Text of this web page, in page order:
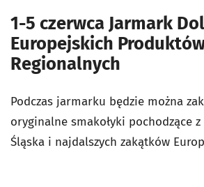
1-5 czerwca Jarmark
Europejskich
Regionalnych
Podczas jarmarku będzie można
oryginalne smakołyki pochodzące
Śląska i najdalszych zakątków